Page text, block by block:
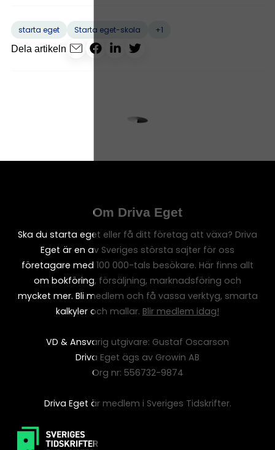
starta eget Starta eget-skola
+1
Dela artikeln
Om Driva Eget
Ska du starta eget eller få ditt företag att växa? Driva
Eget är en av Sveriges största sajter för oss
företagare med 100 000-tals besökare. Här finns allt
om bokföring, försäljning, marknadsföring och
mycket mer. Bli medlem och få vassa verktyg, smarta
kalkyler och mallar. Blir medlem idag!
VD & Ansvarig utgivare: Gustaf Oscarson
Driva Eget ägs av Growin AB
Org nr: 556732-9874
Driva Eget är medlem i Sveriges Tidskrifter.